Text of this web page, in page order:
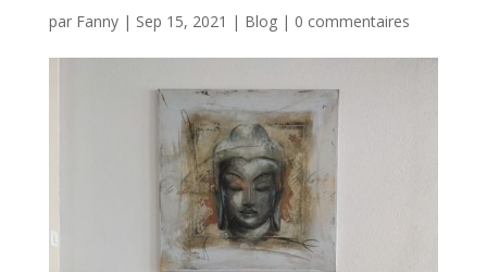
par Fanny| Sep 15, 2021 | Blog| 0 commentaires